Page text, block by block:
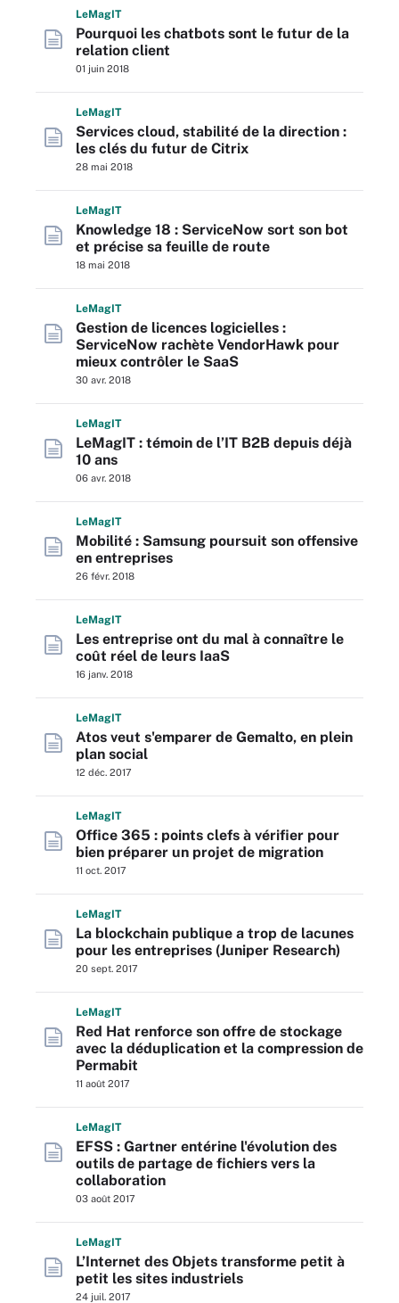
LeMagIT
Pourquoi les chatbots sont le futur de la
relation client
01 juin 2018
LeMagIT
Services cloud, stabilité de la direction :
les clés du futur de Citrix
28 mai 2018
LeMagIT
Knowledge 18 : ServiceNow sort son bot
et précise sa feuille de route
18 mai 2018
LeMagIT
Gestion de licences logicielles :
ServiceNow rachète VendorHawk pour
mieux contrôler le SaaS
30 avr. 2018
LeMagIT
LeMagIT : témoin de l’IT B2B depuis déjà
10 ans
06 avr. 2018
LeMagIT
Mobilité : Samsung poursuit son offensive
en entreprises
26 févr. 2018
LeMagIT
Les entreprise ont du mal à connaître le
coût réel de leurs IaaS
16 janv. 2018
LeMagIT
Atos veut s'emparer de Gemalto, en plein
plan social
12 déc. 2017
LeMagIT
Office 365 : points clefs à vérifier pour
bien préparer un projet de migration
11 oct. 2017
LeMagIT
La blockchain publique a trop de lacunes
pour les entreprises (Juniper Research)
20 sept. 2017
LeMagIT
Red Hat renforce son offre de stockage
avec la déduplication et la compression de
Permabit
11 août 2017
LeMagIT
EFSS : Gartner entérine l'évolution des
outils de partage de fichiers vers la
collaboration
03 août 2017
LeMagIT
L’Internet des Objets transforme petit à
petit les sites industriels
24 juil. 2017